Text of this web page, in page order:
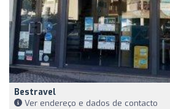
Bestravel
Ver endereço e dados de contacto